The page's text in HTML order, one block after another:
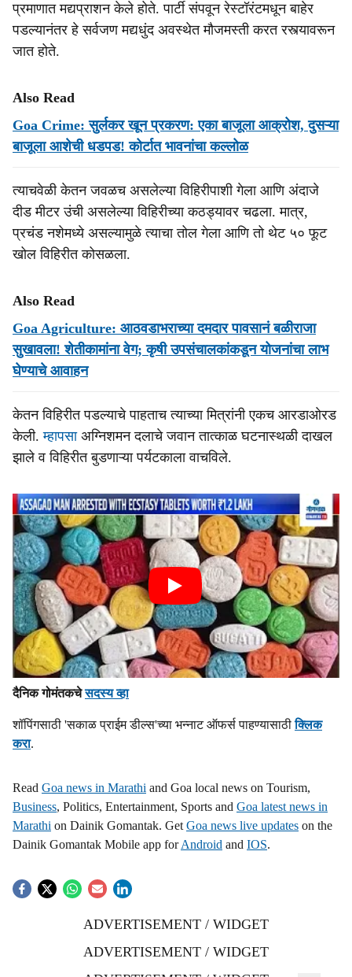
प्रमाणात मद्यप्राशन केले होते. पार्टी संपवून रेस्टॉरंटमधून बाहेर
पडल्यानंतर हे सर्वजण मद्यधुंद अवस्थेत मौजमस्ती करत रस्त्यावरून
जात होते.
Also Read
Goa Crime: सुर्लकर खून प्रकरण: एका बाजूला आक्रोश, दुसऱ्या
बाजूला आशेची धडपड! कोर्टात भावनांचा कल्‍लोळ
त्याचवेळी केतन जवळच असलेल्या विहिरीपाशी गेला आणि अंदाजे
दीड मीटर उंची असलेल्या विहिरीच्या कठड्यावर चढला. मात्र,
प्रचंड नशेमध्ये असल्यामुळे त्याचा तोल गेला आणि तो थेट ५० फूट
खोल विहिरीत कोसळला.
Also Read
Goa Agriculture: आठवडाभराच्या दमदार पावसानं बळीराजा
सुखावला! शेतीकामांना वेग; कृषी उपसंचालकांकडून योजनांचा लाभ
घेण्याचे आवाहन
केतन विहिरीत पडल्याचे पाहताच त्याच्या मित्रांनी एकच आरडाओरड
केली.म्हापसा अग्निशमन दलाचे जवान तात्काळ घटनास्थळी दाखल
झाले व विहिरीत बुडणाऱ्या पर्यटकाला वाचविले.
दैनिक गोमंतकचेसदस्य व्हा
शॉपिंगसाठी 'सकाळ प्राईम डील्स'च्या भन्नाट ऑफर्स पाहण्यासाठीक्लिक
करा.
Read Goa news in Marathi and Goa local news on Tourism,
Business, Politics, Entertainment, Sports and Goa latest news in
Marathi on Dainik Gomantak. Get Goa news live updates on the
Dainik Gomantak Mobile app forAndroid and IOS.
ADVERTISEMENT / WIDGET
ADVERTISEMENT / WIDGET